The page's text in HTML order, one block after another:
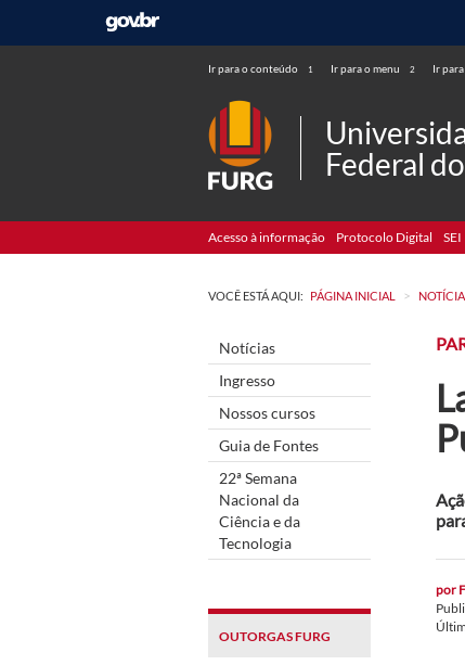
Ir para o conteúdo 1 Ir para o menu 2 Ir
Federal
Acesso à informação Protocolo Digital SEI
VOCÊ ESTÁ AQUI: PÁGINA INICIAL >
Notícias
Ingresso
Nossos cursos
Guia de Fontes
22ª Semana
Nacional da
Ciência e da
Tecnologia
OUTORGAS FURG
por